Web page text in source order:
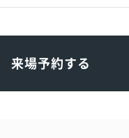
来場予約する